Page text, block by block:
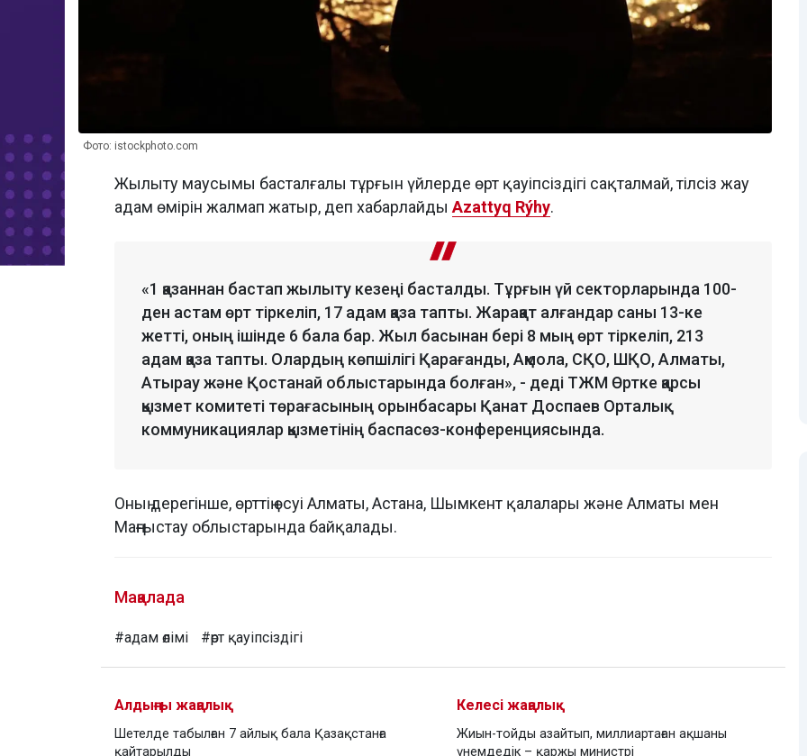
Фото: istockphoto.com
Жылыту маусымы басталғалы тұрғын үйлерде өрт қауіпсіздігі сақталмай, тілсіз жау
адам өмірін жалмап жатыр, деп хабарлайды Azattyq Rýhy.
«1 қазаннан бастап жылыту кезеңі басталды. Тұрғын үй секторларында 100-
ден астам өрт тіркеліп, 17 адам қаза тапты. Жарақат алғандар саны 13-ке
жетті, оның ішінде 6 бала бар. Жыл басынан бері 8 мың өрт тіркеліп, 213
адам қаза тапты. Олардың көпшілігі Қарағанды, Ақмола, СҚО, ШҚО, Алматы,
Атырау және Қостанай облыстарында болған», - деді ТЖМ Өртке қарсы
қызмет комитеті төрағасының орынбасары Қанат Доспаев Орталық
коммуникациялар қызметінің баспасөз-конференциясында.
Оның дерегінше, өрттің өсуі Алматы, Астана, Шымкент қалалары және Алматы мен
Маңғыстау облыстарында байқалады.
Мақалада
#адам өлімі #өрт қауіпсіздігі
Алдыңғы жаңалық
Шетелде табылған 7 айлық бала Қазақстанға
қайтарылды
Келесі жаңалық
Жиын-тойды азайтып, миллиартаған ақшаны
үнемдедік – қаржы министрі